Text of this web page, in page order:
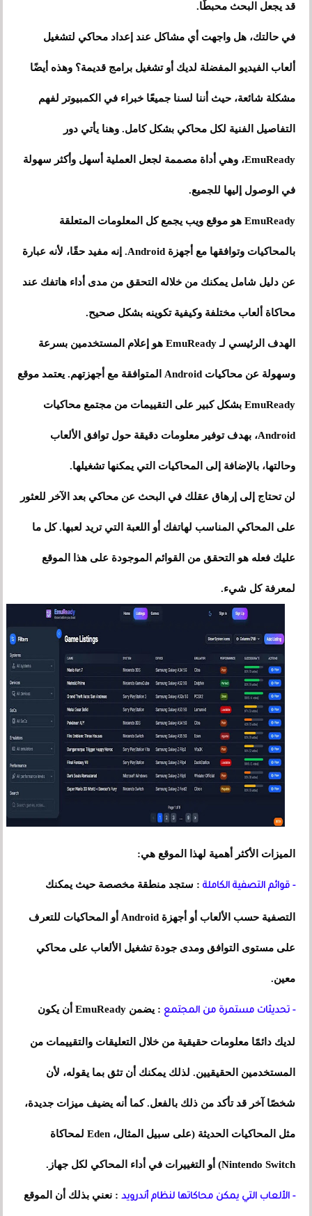
قد يجعل البحث محبطًا.
في حالتك، هل واجهت أي مشاكل عند إعداد محاكي لتشغيل
ألعاب الفيديو المفضلة لديك أو تشغيل برامج قديمة؟ وهذه أيضًا
مشكلة شائعة، حيث أننا لسنا جميعًا خبراء في الكمبيوتر لفهم
التفاصيل الفنية لكل محاكي بشكل كامل. وهنا يأتي دور
EmuReady، وهي أداة مصممة لجعل العملية أسهل وأكثر سهولة
في الوصول إليها للجميع.
EmuReady هو موقع ويب يجمع كل المعلومات المتعلقة
بالمحاكيات وتوافقها مع أجهزة Android. إنه مفيد حقًا، لأنه عبارة
عن دليل شامل يمكنك من خلاله التحقق من مدى أداء هاتفك عند
محاكاة ألعاب مختلفة وكيفية تكوينه بشكل صحيح.
الهدف الرئيسي لـ EmuReady هو إعلام المستخدمين بسرعة
وسهولة عن محاكيات Android المتوافقة مع أجهزتهم. يعتمد موقع
EmuReady بشكل كبير على التقييمات من مجتمع محاكيات
Android، بهدف توفير معلومات دقيقة حول توافق الألعاب
وحالتها، بالإضافة إلى المحاكيات التي يمكنها تشغيلها.
لن تحتاج إلى إرهاق عقلك في البحث عن محاكي بعد الآخر للعثور
على المحاكي المناسب لهاتفك أو اللعبة التي تريد لعبها. كل ما
عليك فعله هو التحقق من القوائم الموجودة على هذا الموقع
لمعرفة كل شيء.
الميزات الأكثر أهمية لهذا الموقع هي:
- قوائم التصفية الكاملة : ستجد منطقة مخصصة حيث يمكنك
التصفية حسب الألعاب أو أجهزة Android أو المحاكيات للتعرف
على مستوى التوافق ومدى جودة تشغيل الألعاب على محاكي
معين.
- تحديثات مستمرة من المجتمع : يضمن EmuReady أن يكون
لديك دائمًا معلومات حقيقية من خلال التعليقات والتقييمات من
المستخدمين الحقيقيين. لذلك يمكنك أن تثق بما يقوله، لأن
شخصًا آخر قد تأكد من ذلك بالفعل. كما أنه يضيف ميزات جديدة،
مثل المحاكيات الحديثة (على سبيل المثال، Eden لمحاكاة
Nintendo Switch) أو التغييرات في أداء المحاكي لكل جهاز.
- الألعاب التي يمكن محاكاتها لنظام أندرويد : نعني بذلك أن الموقع